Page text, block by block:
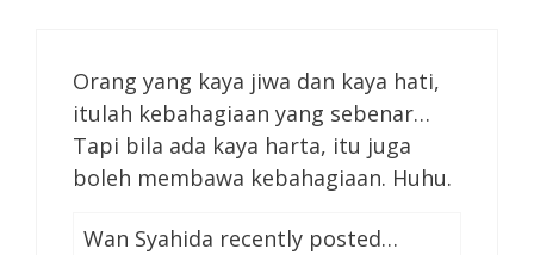
Orang yang kaya jiwa dan kaya hati,
itulah kebahagiaan yang sebenar…
Tapi bila ada kaya harta, itu juga
boleh membawa kebahagiaan. Huhu.
Wan Syahida recently posted…